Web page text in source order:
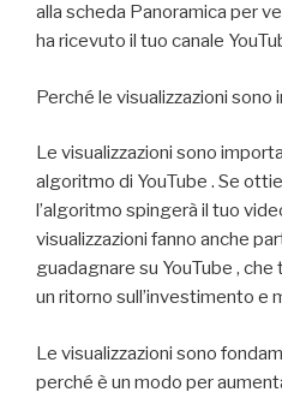
alla scheda Panoramica per
ha ricevuto il tuo canale
Perché le visualizzazioni sono
Le visualizzazioni sono
algoritmo di YouTube . Se
l’algoritmo spingerà il tuo
visualizzazioni fanno anche
guadagnare su YouTube ,
un ritorno sull’investimento e
Le visualizzazioni sono
perché è un modo per